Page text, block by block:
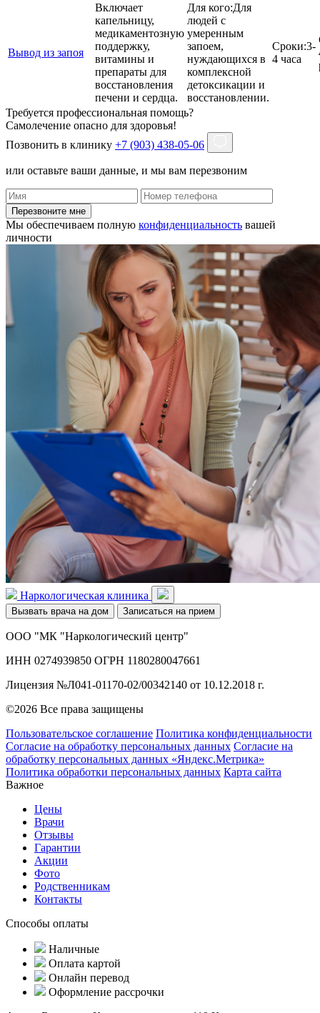
Вывод из запоя
Включает
капельницу,
медикаментозную
поддержку,
витамины и
препараты для
восстановления
печени и сердца.
Для кого:Для
людей с
умеренным
запоем,
нуждающихся в
комплексной
детоксикации и
восстановлении.
Сроки:3-
4 часа
Требуется профессиональная помощь?
Самолечение опасно для здоровья!
Позвонить в клинику +7 (903) 438-05-06
или оставьте ваши данные, и мы вам перезвоним
Перезвоните мне
Мы обеспечиваем полную конфиденциальность вашей
личности
Наркологическая клиника
Вызвать врача на дом Записаться на прием
ООО "МК "Наркологический центр"
ИНН 0274939850 ОГРН 1180280047661
Лицензия №Л041-01170-02/00342140 от 10.12.2018 г.
©2026 Все права защищены
Пользовательское соглашение Политика конфиденциальности
Согласие на обработку персональных данных Согласие на
обработку персональных данных «Яндекс.Метрика»
Политика обработки персональных данных Карта сайта
Важное
Цены
Врачи
Отзывы
Гарантии
Акции
Фото
Родственникам
Контакты
Способы оплаты
Наличные
Оплата картой
Онлайн перевод
Оформление рассрочки